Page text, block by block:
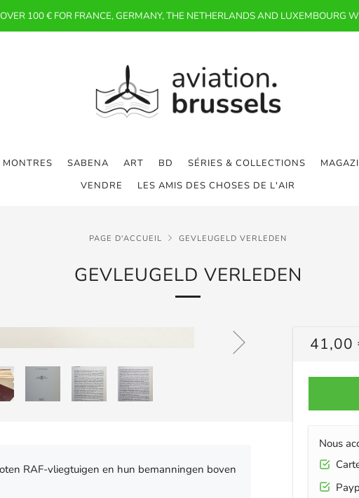
OVER 100 € FOR FRANCE, GERMANY, THE NETHERLANDS AND LUXEMBOURG
MONTRES SABENA ART BD SÉRIES & COLLECTIONS
VENDRE
LES AMIS DES CHOSES DE L'AIR
PAGE D'ACCUEIL GEVLEUGELD VERLEDEN
GEVLEUGELD VERLEDEN
PRIX
41,00
Nous
RAF-vliegtuigen en hun bemanningen boven